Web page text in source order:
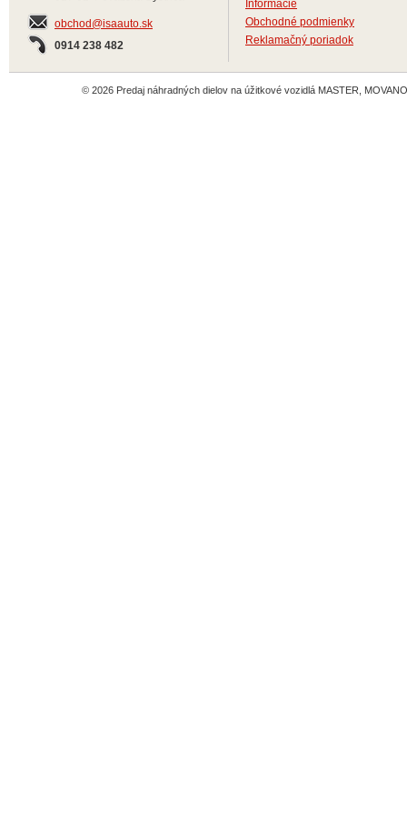
obchod@isaauto.sk
0914 238 482
Informácie
Obchodné podmienky
Reklamačný poriadok
© 2026 Predaj náhradných dielov na úžitkové vozidlá MASTER,